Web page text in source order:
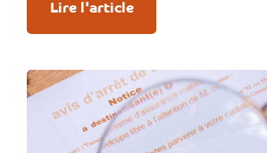
Lire l'article